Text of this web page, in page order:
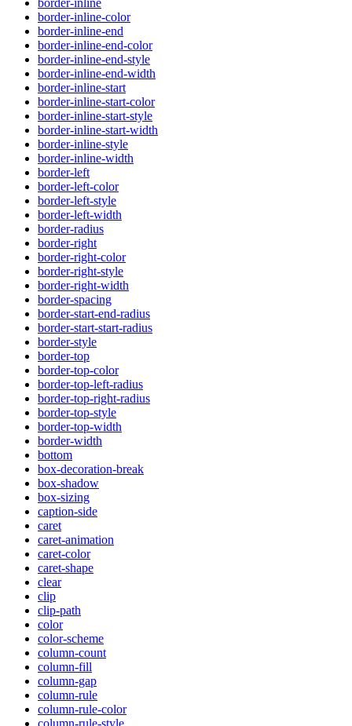
border-inline-color
border-inline-end
border-inline-end-color
border-inline-end-style
border-inline-end-width
border-inline-start
border-inline-start-color
border-inline-start-style
border-inline-start-width
border-inline-style
border-inline-width
border-left
border-left-color
border-left-style
border-left-width
border-radius
border-right
border-right-color
border-right-style
border-right-width
border-spacing
border-start-end-radius
border-start-start-radius
border-style
border-top
border-top-color
border-top-left-radius
border-top-right-radius
border-top-style
border-top-width
border-width
bottom
box-decoration-break
box-shadow
box-sizing
caption-side
caret
caret-animation
caret-color
caret-shape
clear
clip
clip-path
color
color-scheme
column-count
column-fill
column-gap
column-rule
column-rule-color
column-rule-style